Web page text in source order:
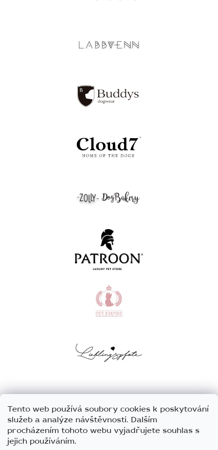
Tento web používá soubory cookies k poskytování
služeb a analýze návštěvnosti. Dalším
procházením tohoto webu vyjadřujete souhlas s
jejich používáním.